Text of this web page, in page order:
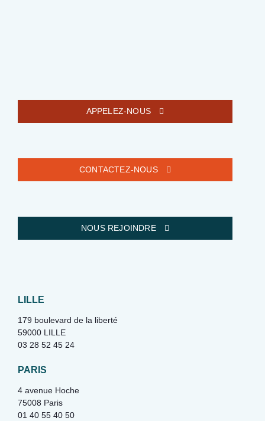
APPELEZ-NOUS
CONTACTEZ-NOUS
NOUS REJOINDRE
LILLE
179 boulevard de la liberté
59000 LILLE
03 28 52 45 24
PARIS
4 avenue Hoche
75008 Paris
01 40 55 40 50